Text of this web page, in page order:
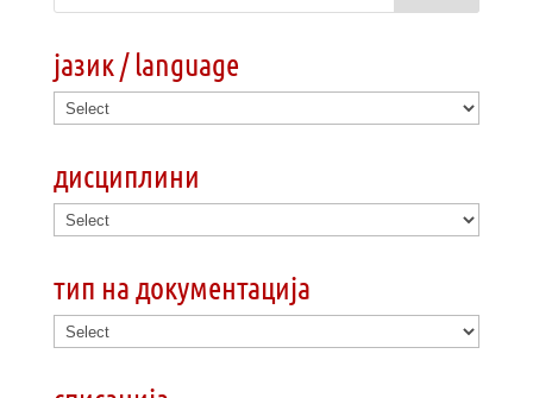
јазик / language
дисциплини
тип на документација